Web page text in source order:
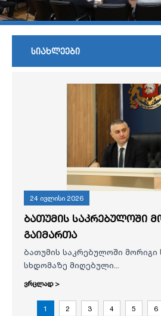
სიახლეები
24 ივლისი 2026
ბათუმის საკრებულოში
გაიმართა
ბათუმის საკრებულოში მორიგი
სხდომაზე მიღებული...
ვრცლად >
1 2 3 4 5 6